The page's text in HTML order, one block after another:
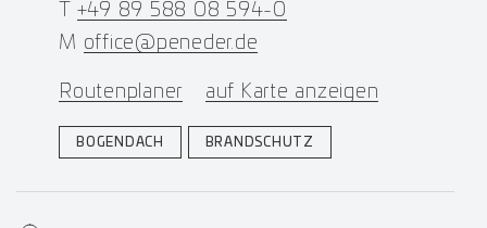
+49 89 588 08 594-0
M office@peneder.de
Routenplaner auf Karte anzeigen
BOGENDACH BRANDSCHUTZ